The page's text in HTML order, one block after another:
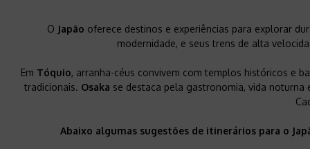
O Japão oferece destinos e experiências para explorar
modernidade, e seus trens de alta
Em Tóquio, arranha-céus convivem com templos históricos e
tradicionais. Osaka se destaca pela gastronomia, vida
Abaixo algumas sugestões de itinerários para o